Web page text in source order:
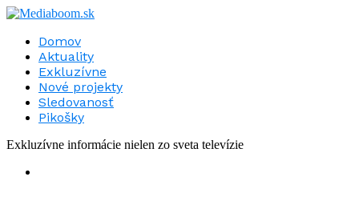
Domov
Aktuality
Exkluzívne
Nové projekty
Sledovanosť
Pikošky
Exkluzívne informácie nielen zo sveta televízie